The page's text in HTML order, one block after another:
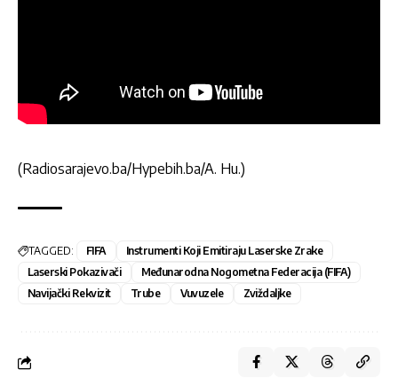
(Radiosarajevo.ba/Hypebih.ba/A. Hu.)
TAGGED: FIFA
Instrumenti Koji Emitiraju Laserske Zrake
Laserski Pokazivači
Međunarodna Nogometna Federacija (FIFA)
Navijački Rekvizit
Trube Vuvuzele Zviždaljke